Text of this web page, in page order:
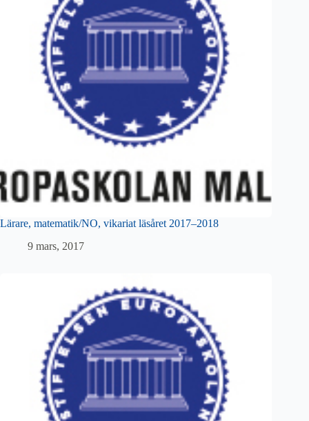
Lärare, matematik/NO, vikariat läsåret 2017–2018
9 mars, 2017